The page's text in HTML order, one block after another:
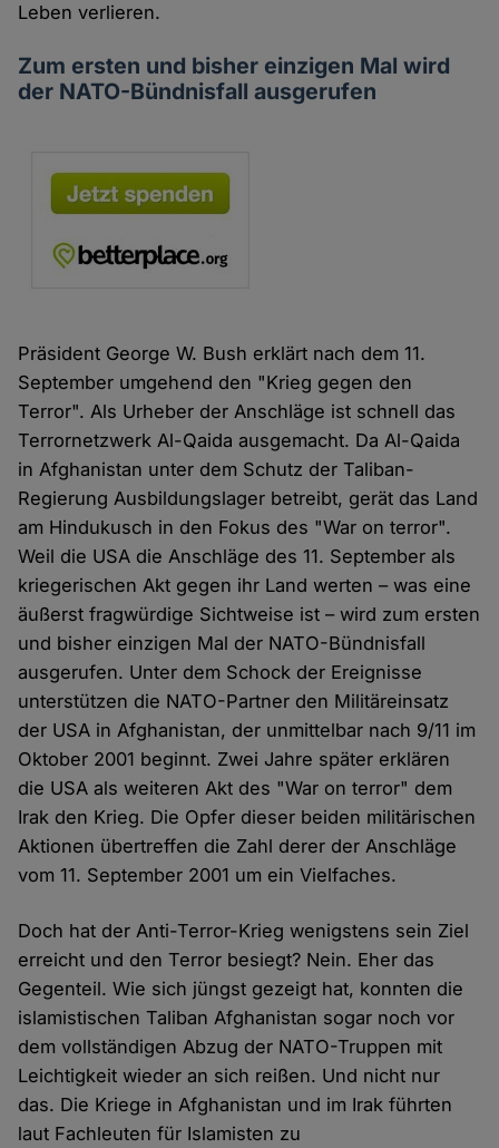
Leben verlieren.
Zum ersten und bisher einzigen Mal wird
der NATO-Bündnisfall ausgerufen
Präsident George W. Bush erklärt nach dem 11.
September umgehend den "Krieg gegen den
Terror". Als Urheber der Anschläge ist schnell das
Terrornetzwerk Al-Qaida ausgemacht. Da Al-Qaida
in Afghanistan unter dem Schutz der Taliban-
Regierung Ausbildungslager betreibt, gerät das Land
am Hindukusch in den Fokus des "War on terror".
Weil die USA die Anschläge des 11. September als
kriegerischen Akt gegen ihr Land werten – was eine
äußerst fragwürdige Sichtweise ist – wird zum ersten
und bisher einzigen Mal der NATO-Bündnisfall
ausgerufen. Unter dem Schock der Ereignisse
unterstützen die NATO-Partner den Militäreinsatz
der USA in Afghanistan, der unmittelbar nach 9/11 im
Oktober 2001 beginnt. Zwei Jahre später erklären
die USA als weiteren Akt des "War on terror" dem
Irak den Krieg. Die Opfer dieser beiden militärischen
Aktionen übertreffen die Zahl derer der Anschläge
vom 11. September 2001 um ein Vielfaches.
Doch hat der Anti-Terror-Krieg wenigstens sein Ziel
erreicht und den Terror besiegt? Nein. Eher das
Gegenteil. Wie sich jüngst gezeigt hat, konnten die
islamistischen Taliban Afghanistan sogar noch vor
dem vollständigen Abzug der NATO-Truppen mit
Leichtigkeit wieder an sich reißen. Und nicht nur
das. Die Kriege in Afghanistan und im Irak führten
laut Fachleuten für Islamisten zu